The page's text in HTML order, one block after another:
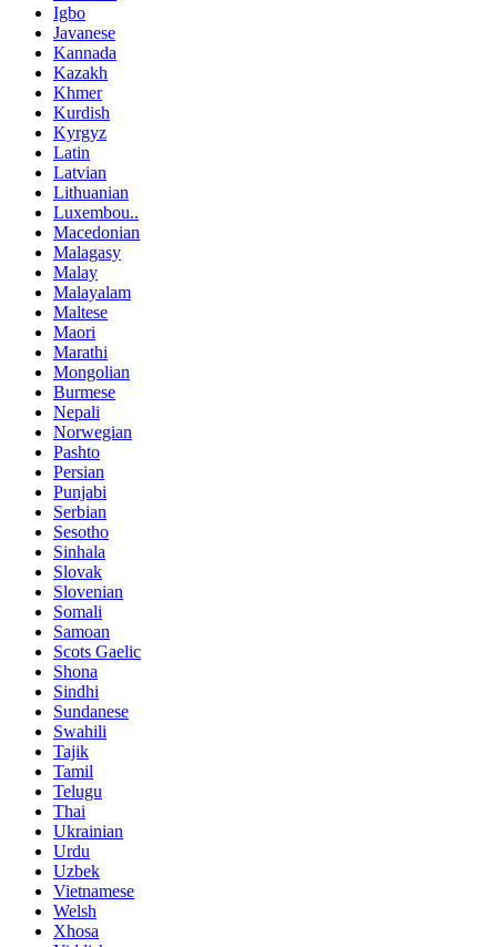
Igbo
Javanese
Kannada
Kazakh
Khmer
Kurdish
Kyrgyz
Latin
Latvian
Lithuanian
Luxembou..
Macedonian
Malagasy
Malay
Malayalam
Maltese
Maori
Marathi
Mongolian
Burmese
Nepali
Norwegian
Pashto
Persian
Punjabi
Serbian
Sesotho
Sinhala
Slovak
Slovenian
Somali
Samoan
Scots Gaelic
Shona
Sindhi
Sundanese
Swahili
Tajik
Tamil
Telugu
Thai
Ukrainian
Urdu
Uzbek
Vietnamese
Welsh
Xhosa